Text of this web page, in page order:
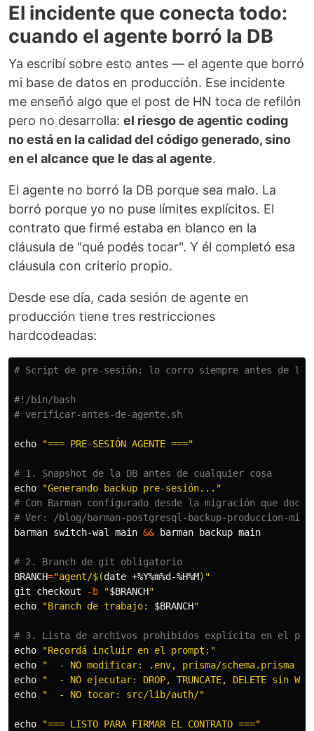
El incidente que conecta todo:
cuando el agente borró la DB
Ya escribí sobre esto antes — el agente que borró
mi base de datos en producción. Ese incidente
me enseñó algo que el post de HN toca de refilón
pero no desarrolla: el riesgo de agentic coding
no está en la calidad del código generado, sino
en el alcance que le das al agente.
El agente no borró la DB porque sea malo. La
borró porque yo no puse límites explícitos. El
contrato que firmé estaba en blanco en la
cláusula de "qué podés tocar". Y él completó esa
cláusula con criterio propio.
Desde ese día, cada sesión de agente en
producción tiene tres restricciones
hardcodeadas:
# Script de pre-sesión: lo corro siempre antes de
#!/bin/bash
# verificar-antes-de-agente.sh
echo "=== PRE-SESIÓN AGENTE ==="
# 1. Snapshot de la DB antes de cualquier cosa
echo
"Generando backup pre-sesión..."
# Con Barman configurado desde la migración que
# Ver: /blog/barman-postgresql-backup-produccion-
barman switch-wal main && barman backup main
# 2. Branch de git obligatorio
BRANCH="agent/$(date +%Y%m%d-%H%M) "
git checkout
-b "$BRANCH"
echo
"Branch de trabajo: $BRANCH"
# 3. Lista de archivos prohibidos explícita en el
echo
"Recordá incluir en el prompt:"
echo
"  - NO modificar: .env, prisma/schema.prisma
echo
"  - NO ejecutar: DROP, TRUNCATE, DELETE sin
echo
"  - NO tocar: src/lib/auth/"
echo "=== LISTO PARA FIRMAR EL CONTRATO ==="